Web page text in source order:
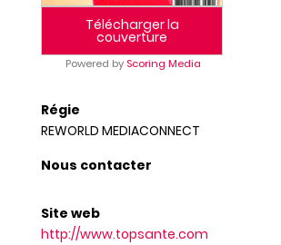
Télécharger la
couverture
Powered by Scoring Media
Régie
REWORLD MEDIACONNECT
Nous contacter
Site web
http://www.topsante.com